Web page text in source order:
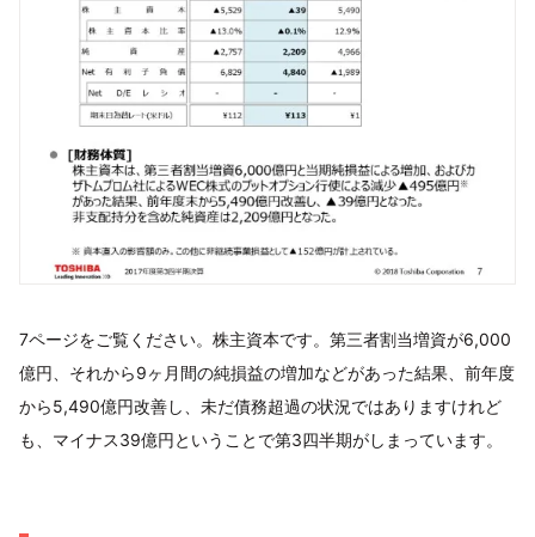
7ページをご覧ください。株主資本です。第三者割当増資が6,000
億円、それから9ヶ月間の純損益の増加などがあった結果、前年度
から5,490億円改善し、未だ債務超過の状況ではありますけれど
も、マイナス39億円ということで第3四半期がしまっています。